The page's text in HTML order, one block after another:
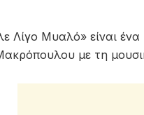
Λίγο Μυαλό» είναι
με τη